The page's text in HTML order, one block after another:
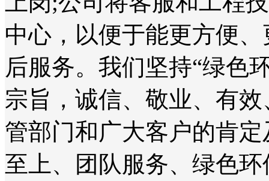
中心，以便于能更方便
后服务。我们坚持“绿色
宗旨，诚信、敬业、有
管部门和广大客户的肯
至上、团队服务、绿色